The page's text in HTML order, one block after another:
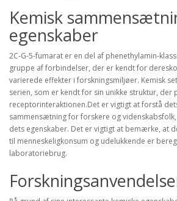
Kemisk
egenskaber
2C-G-5-fumarat er en del af phenethylamin-
gruppe af forbindelser, der er kendt for
varierede effekter i forskningsmiljøer. Kemisk
serien, som er kendt for sin unikke struktur, der
receptorinteraktionen.Det er vigtigt at forstå
sammensætning for forskere og
dets egenskaber. Det er vigtigt at bemærke, at
til menneskeligkonsum og udelukkende er
laboratoriebrug.